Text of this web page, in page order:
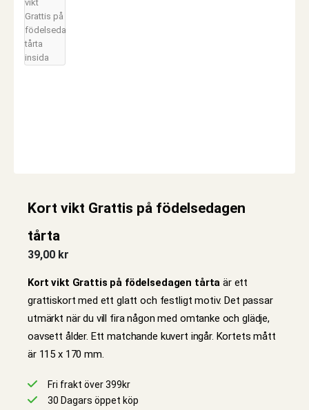
Kort vikt Grattis på födelsedagen
tårta
39,00 kr
Kort vikt Grattis på födelsedagen tårta är ett
grattiskort med ett glatt och festligt motiv. Det passar
utmärkt när du vill fira någon med omtanke och glädje,
oavsett ålder. Ett matchande kuvert ingår. Kortets mått
är 115 x 170 mm.
Fri frakt över 399kr
30 Dagars öppet köp